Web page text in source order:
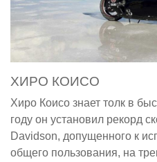
ХИРО КОИСО
Хиро Коисо знает толк в
году он установил рекорд
Davidson, допущенного к
общего пользования, на